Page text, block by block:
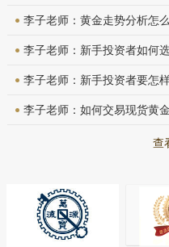
李子老师：黄金走势分析怎
李子老师：新手投资者如何
李子老师：新手投资者要怎
李子老师：如何交易现货黄
查